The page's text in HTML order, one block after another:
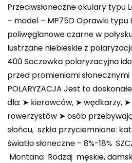
Przeciwsłoneczne okulary typu
– model – MP75D Oprawki typu
poliwęglanowe czarne w
lustrzane niebieskie z
400 Soczewka polaryzacyjna
przed promieniami słonecznymi
POLARYZACJA Jest to
dla: ➤ kierowców, ➤ wędkarzy,
rowerzystów ➤ osób
słońcu, ️ szkła przyciemnione:
światło słoneczne – 8%-18%
Montana Rodzaj męskie,